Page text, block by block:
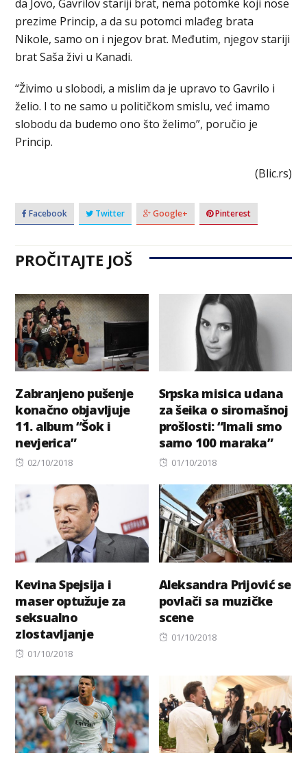
da Jovo, Gavrilov stariji brat, nema potomke koji nose
prezime Princip, a da su potomci mlađeg brata
Nikole, samo on i njegov brat. Međutim, njegov stariji
brat Saša živi u Kanadi.
“Živimo u slobodi, a mislim da je upravo to Gavrilo i
želio. I to ne samo u političkom smislu, već imamo
slobodu da budemo ono što želimo”, poručio je
Princip.
(Blic.rs)
Facebook Twitter Google+ Pinterest
PROČITAJTE JOŠ
Zabranjeno pušenje
konačno objavljuje
11. album “Šok i
nevjerica”
Posted
02/10/2018
Srpska misica udana
za šeika o siromašnoj
prošlosti: “Imali smo
samo 100 maraka”
Posted
01/10/2018
Kevina Spejsija i
maser optužuje za
seksualno
zlostavljanje
Posted
01/10/2018
Aleksandra Prijović se
povlači sa muzičke
scene
Posted
01/10/2018